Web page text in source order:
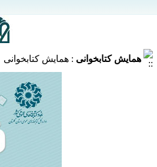
همایش کتابخوانی :همایش کتابخوانی